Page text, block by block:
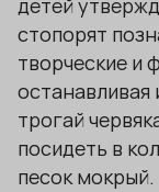
детей
стопорят
творческие и
останавливая
трогай
посидеть в
песок мокрый.